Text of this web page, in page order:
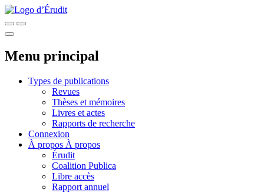
Menu principal
Types de publications
Revues
Thèses et mémoires
Livres et actes
Rapports de recherche
Connexion
À propos À propos
Érudit
Coalition Publica
Libre accès
Rapport annuel